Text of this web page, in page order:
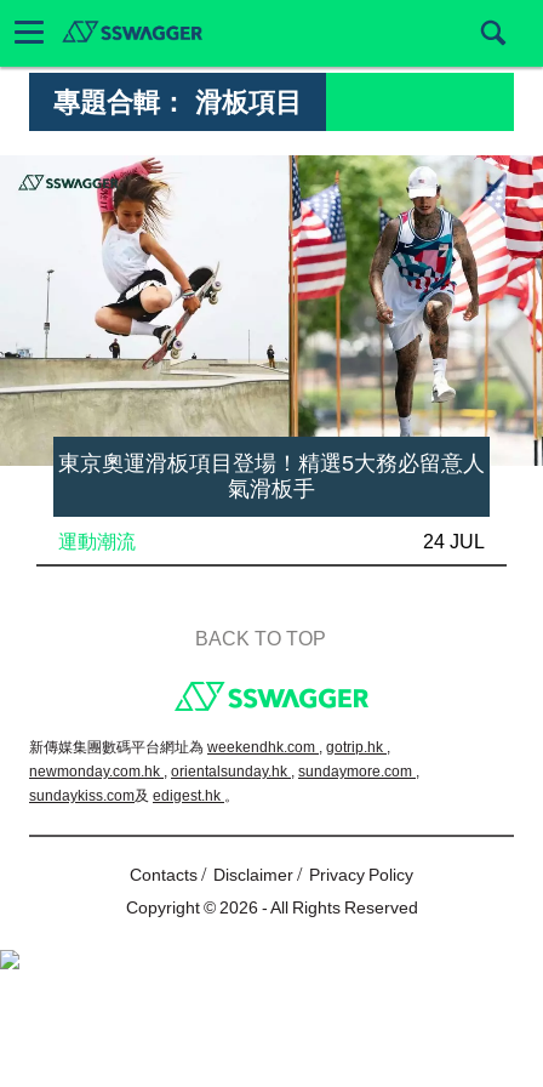
專題合輯： 滑板項目
東京奧運滑板項目登場！精選5大務必留意人
氣滑板手
運動潮流 24 JUL
BACK TO TOP
新傳媒集團數碼平台網址為 weekendhk.com , gotrip.hk ,
newmonday.com.hk , orientalsunday.hk , sundaymore.com ,
sundaykiss.com及 edigest.hk 。
Contacts/ Disclaimer/ Privacy Policy
Copyright © 2026 - All Rights Reserved